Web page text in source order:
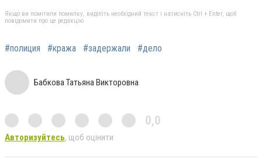
Якщо ви помітили помилку, виділіть необхідний текст і натисніть Ctrl + Enter, щоб
повідомити про це редакцію
#полиция #кража #задержали #дело
Бабкова Татьяна Викторовна
0,0
Авторизуйтесь, щоб оцінити